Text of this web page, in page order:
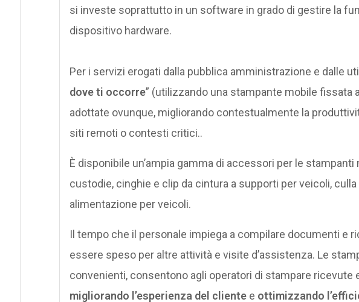
si investe soprattutto in un software in grado di gestire la
dispositivo hardware.
Per i servizi erogati dalla pubblica amministrazione e dalle
dove ti occorre” (utilizzando una stampante mobile fissata
adottate ovunque, migliorando contestualmente la
siti remoti o contesti critici..
È disponibile un’ampia gamma di accessori per le stampanti
custodie, cinghie e clip da cintura a supporti per veicoli,
alimentazione per veicoli.
Il tempo che il personale impiega a compilare documenti e
essere speso per altre attività e visite d’assistenza. Le
convenienti, consentono agli operatori di stampare ricevute
migliorando l’esperienza del cliente e ottimizzando